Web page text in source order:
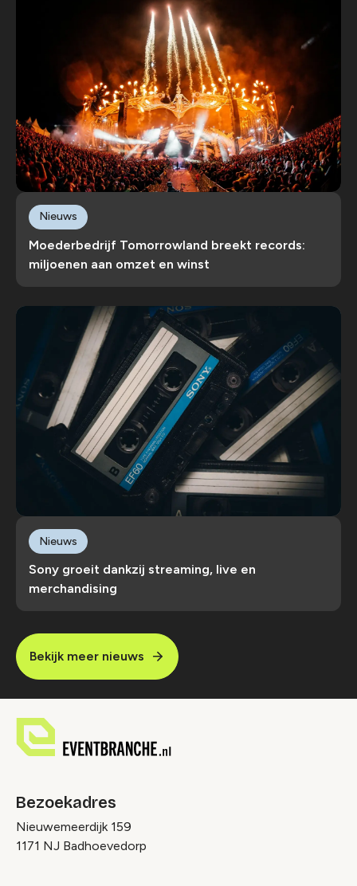
Moederbedrijf Tomorrowland breekt records:
miljoenen aan omzet en winst
Nieuws
Sony groeit dankzij streaming, live en
merchandising
Nieuws
Bekijk meer nieuws
Bezoekadres
Nieuwemeerdijk 159
1171 NJ Badhoevedorp